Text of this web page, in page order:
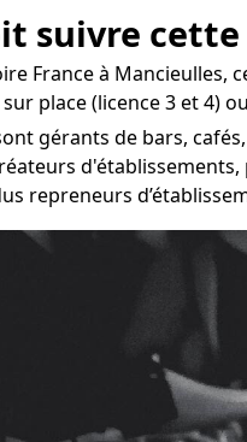
suivre
France à Mancieulles,
place (licence 3 et 4)
gérants de bars,
repreneurs